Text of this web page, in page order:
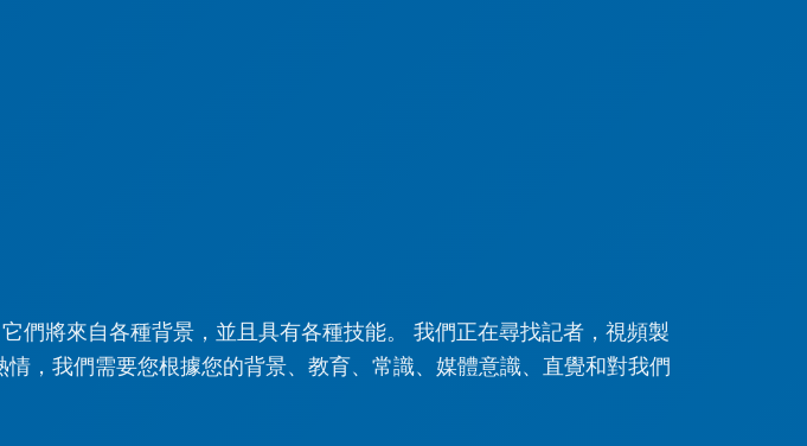
們將來自各種背景，並且具有各種技能。 我們正在尋找記者，視頻製
，我們需要您根據您的背景、教育、常識、媒體意識、直覺和對我們